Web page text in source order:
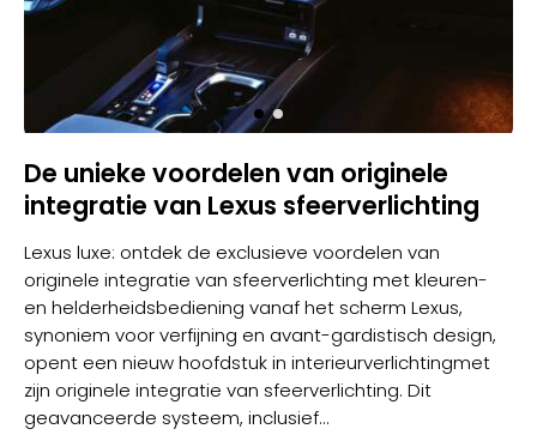
De unieke voordelen van originele
integratie van Lexus sfeerverlichting
Lexus luxe: ontdek de exclusieve voordelen van
originele integratie van sfeerverlichting met kleuren-
en helderheidsbediening vanaf het scherm Lexus,
synoniem voor verfijning en avant-gardistisch design,
opent een nieuw hoofdstuk in interieurverlichtingmet
zijn originele integratie van sfeerverlichting. Dit
geavanceerde systeem, inclusief...